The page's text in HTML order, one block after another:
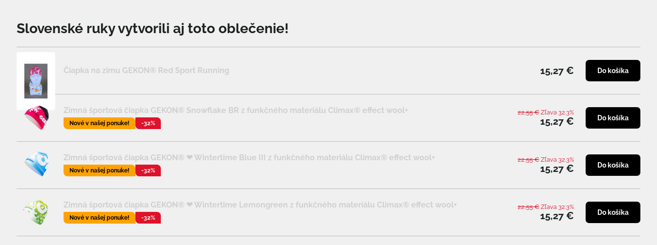
Slovenské ruky vytvorili aj toto oblečenie!
Čiapka na zimu GEKON® Red Sport Running 15,27 € Do košíka
Zimná športová čiapka GEKON® Snowflake BR z funkčného materiálu Climax® effect wool+
Nové v našej ponuke! -32% 15,27 €
22,55 € Zľava 32.3%
Do košíka
Zimná športová čiapka GEKON® ❤ Wintertime Blue III z funkčného materiálu Climax® effect wool+
Nové v našej ponuke! -32% 15,27 €
22,55 € Zľava 32.3%
Do košíka
Zimná športová čiapka GEKON® ❤ Wintertime Lemongreen z funkčného materiálu Climax® effect wool+
Nové v našej ponuke! -32% 15,27 €
22,55 € Zľava 32.3%
Do košíka